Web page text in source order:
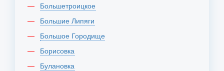
Большетроицкое
Большие Липяги
Большое Городище
Борисовка
Булановка